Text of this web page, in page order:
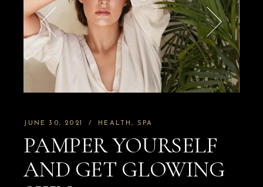
JUNE 30, 2021 HEALTH SPA
PAMPER YOURSELF
AND GET GLOWING